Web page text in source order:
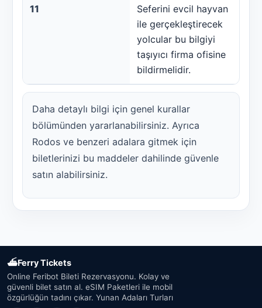
11
Seferini evcil hayvan
ile gerçekleştirecek
yolcular bu bilgiyi
taşıyıcı firma ofisine
bildirmelidir.
Daha detaylı bilgi için genel kurallar
bölümünden yararlanabilirsiniz. Ayrıca
Rodos ve benzeri adalara gitmek için
biletlerinizi bu maddeler dahilinde güvenle
satın alabilirsiniz.
⛴Ferry Tickets
Online Feribot Bileti Rezervasyonu. Kolay ve
güvenli bilet satın al. eSIM Paketleri ile mobil
özgürlüğün tadını çıkar. Yunan Adaları Turları